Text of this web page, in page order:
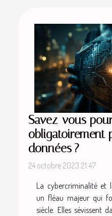
Savez-vous
obligatoirement
données ?
24 octobre 2023 21:47
La cybercriminalité et
un fléau majeur qui
siècle. Elles sévissent